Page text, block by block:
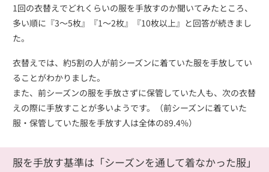
1回の衣替えでどれくらいの服を手放すのか聞いてみたところ、
多い順に『3～5枚』『1～2枚』『10枚以上』と回答が続きまし
た。
衣替えでは、約5割の人が前シーズンに着ていた服を手放してい
ることがわかりました。
また、前シーズンの服を手放さずに保管していた人も、次の衣替
えの際に手放すことが多いようです。（前シーズンに着ていた
服・保管していた服を手放す人は全体の89.4%）
服を手放す基準は 「シーズンを通して着なかった服」